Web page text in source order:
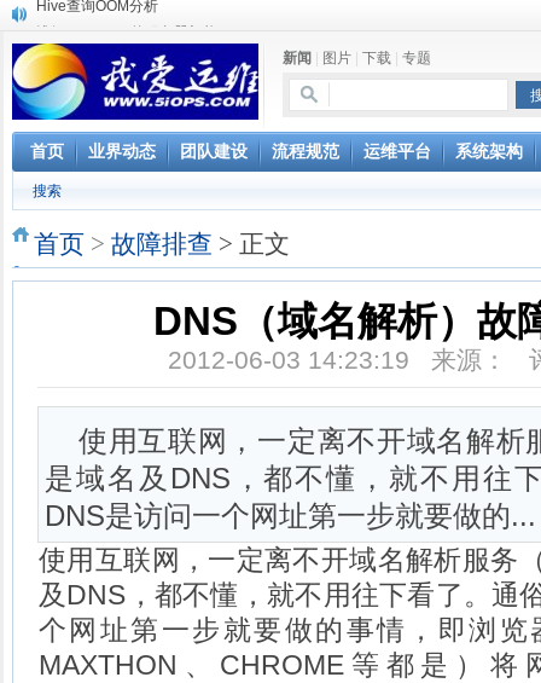
浅解Facebook的服务器架构
一淘网后面的技术与架构
实现多个无线AP桥接，扩大家庭WIFI覆盖
Linux下系统或服务排障的最佳实践
云计算平台管理的三大利器Nagios、Ganglia和Splunk
服务器遭黑客入侵导致网络流量异常的排查分析
复杂网络架构导致的诡异网络问题排查分享
Percona Playback 0.3 development release
Hive查询OOM分析
新闻 图片 下载 专题
首页 业界动态 团队建设 流程规范 运维平台 系统架构
搜索
首页 > 故障排查 > 正文
DNS（域名解析）故
2012-06-03 14:23:19 来源：
使用互联网，一定离不开域名解析
是域名及DNS，都不懂，就不用往
DNS是访问一个网址第一步就要做的...
使用互联网，一定离不开域名解析服务
及DNS，都不懂，就不用往下看了。通
个网址第一步就要做的事情，即浏览
MAXTHON、CHROME等都是）